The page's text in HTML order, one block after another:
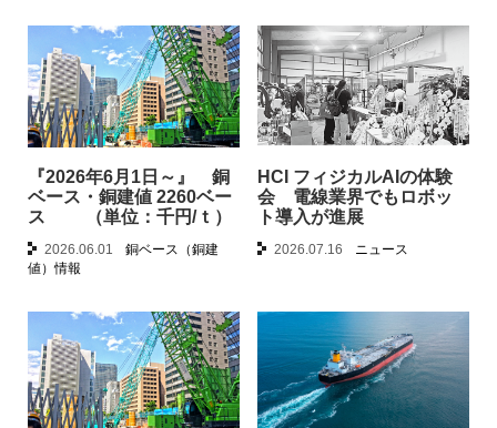
『2026年6月1日～』 銅
ベース・銅建値 2260ベー
ス （単位：千円/ｔ）
2026.06.01
銅ベース（銅建
値）情報
HCI フィジカルAIの体験
会 電線業界でもロボッ
ト導入が進展
2026.07.16 ニュース